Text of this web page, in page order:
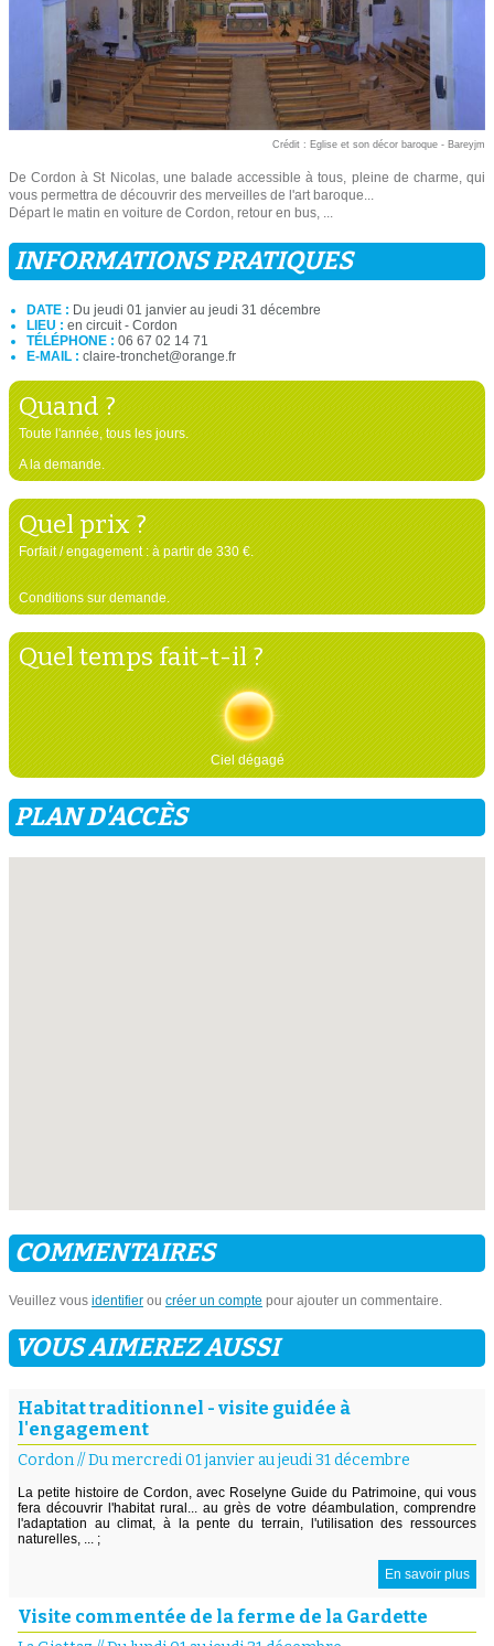
Crédit : Eglise et son décor baroque - Bareyjm
De Cordon à St Nicolas, une balade accessible à tous, pleine de charme, qui
vous permettra de découvrir des merveilles de l'art baroque...
Départ le matin en voiture de Cordon, retour en bus, ...
INFORMATIONS PRATIQUES
DATE : Du jeudi 01 janvier au jeudi 31 décembre
LIEU : en circuit - Cordon
TÉLÉPHONE : 06 67 02 14 71
E-MAIL : claire-tronchet@orange.fr
Quand ?
Toute l'année, tous les jours.
A la demande.
Quel prix ?
Forfait / engagement : à partir de 330 €.
Conditions sur demande.
Quel temps fait-t-il ?
Ciel dégagé
PLAN D'ACCÈS
COMMENTAIRES
Veuillez vous identifier ou créer un compte pour ajouter un commentaire.
VOUS AIMEREZ AUSSI
Habitat traditionnel - visite guidée à
l'engagement
Cordon//Du mercredi 01 janvier au jeudi 31 décembre
La petite histoire de Cordon, avec Roselyne Guide du Patrimoine, qui vous
fera découvrir l'habitat rural... au grès de votre déambulation, comprendre
l'adaptation au climat, à la pente du terrain, l'utilisation des ressources
naturelles, ... ;
En savoir plus
Visite commentée de la ferme de la Gardette